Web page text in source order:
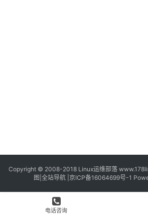
Copyright © 2008-2018 Linux运维部落
图 全站导航 京ICP备16064699号-1
电话咨询